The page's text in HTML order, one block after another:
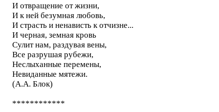
И отвращение от жизни,
И к ней безумная любовь,
И страсть и ненависть к отчизне...
И черная, земная кровь
Сулит нам, раздувая вены,
Все разрушая рубежи,
Неслыханные перемены,
Невиданные мятежи.
(А.А. Блок)
************